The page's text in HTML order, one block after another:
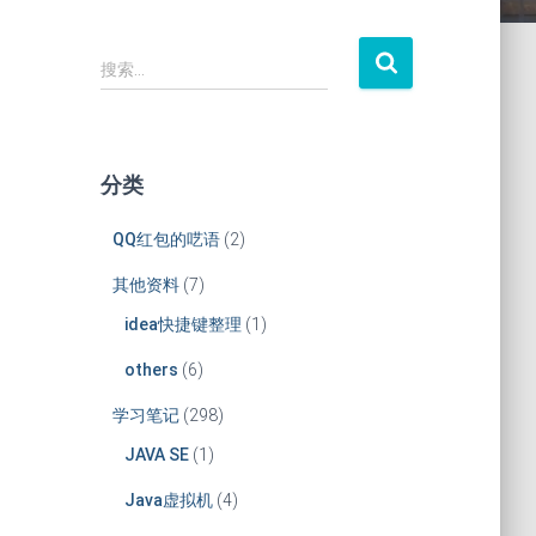
搜
索
搜索…
分类
QQ红包的呓语(2)
其他资料(7)
idea快捷键整理 (1)
others (6)
学习笔记(298)
JAVA SE(1)
Java虚拟机(4)